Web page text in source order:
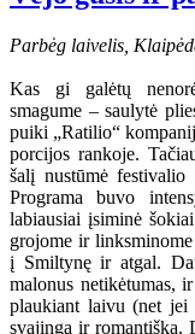
Parbėg laivelis,
Kas gi galėtų
smagume – saulytė
puiki „Ratilio“
porcijos rankoje.
šalį nustūmė festivalio
Programa buvo
labiausiai įsiminė
grojome ir
į Smiltynę ir atgal.
malonus netikėtumas,
plaukiant laivu (net jei
svajinga ir romantiška.